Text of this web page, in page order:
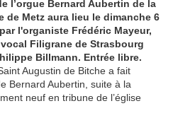
l’orgue Bernard Aubertin de la
de Metz aura lieu le dimanche 6
l'organiste Frédéric Mayeur,
Filigrane de Strasbourg
Billmann. Entrée libre.
Augustin de Bitche a fait
Bernard Aubertin, suite à la
neuf en tribune de l’église